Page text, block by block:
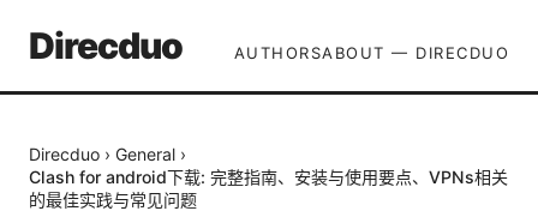
Direcduo AUTHORSABOUT — DIRECDUO
Direcduo › General ›
Clash for android下载: 完整指南、安装与使用要点、VPNs相关
的最佳实践与常见问题